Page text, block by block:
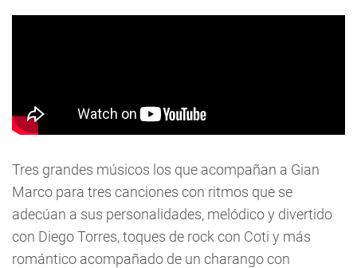
Tres grandes músicos los que acompañan a Gian
Marco para tres canciones con ritmos que se
adecúan a sus personalidades, melódico y divertido
con Diego Torres, toques de rock con Coti y más
romántico acompañado de un charango con